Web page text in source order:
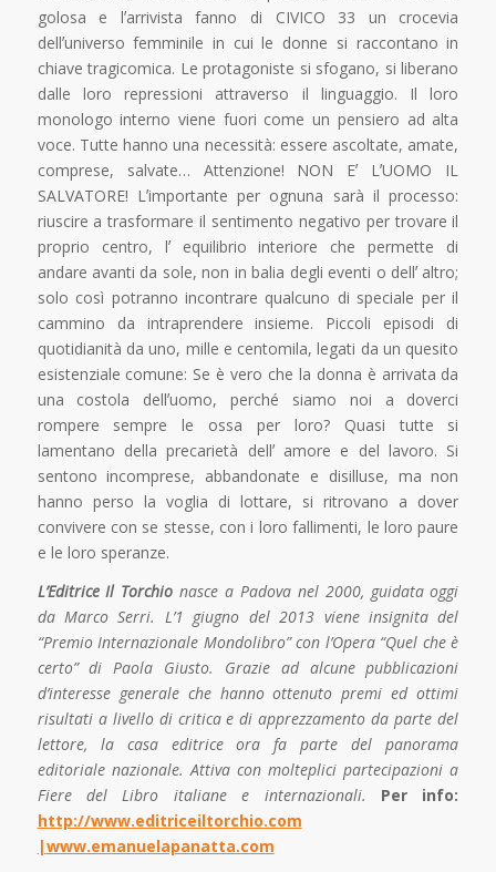
golosa e lʼarrivista fanno di CIVICO 33 un crocevia
dellʼuniverso femminile in cui le donne si raccontano in
chiave tragicomica. Le protagoniste si sfogano, si liberano
dalle loro repressioni attraverso il linguaggio. Il loro
monologo interno viene fuori come un pensiero ad alta
voce. Tutte hanno una necessità: essere ascoltate, amate,
comprese, salvate… Attenzione! NON Eʼ LʼUOMO IL
SALVATORE! Lʼimportante per ognuna sarà il processo:
riuscire a trasformare il sentimento negativo per trovare il
proprio centro, lʼ equilibrio interiore che permette di
andare avanti da sole, non in balia degli eventi o dellʼ altro;
solo così potranno incontrare qualcuno di speciale per il
cammino da intraprendere insieme. Piccoli episodi di
quotidianità da uno, mille e centomila, legati da un quesito
esistenziale comune: Se è vero che la donna è arrivata da
una costola dellʼuomo, perché siamo noi a doverci
rompere sempre le ossa per loro? Quasi tutte si
lamentano della precarietà dellʼ amore e del lavoro. Si
sentono incomprese, abbandonate e disilluse, ma non
hanno perso la voglia di lottare, si ritrovano a dover
convivere con se stesse, con i loro fallimenti, le loro paure
e le loro speranze.
L’Editrice Il Torchio nasce a Padova nel 2000, guidata oggi
da Marco Serri. L’1 giugno del 2013 viene insignita del
“Premio Internazionale Mondolibro” con l’Opera “Quel che è
certo” di Paola Giusto. Grazie ad alcune pubblicazioni
d’interesse generale che hanno ottenuto premi ed ottimi
risultati a livello di critica e di apprezzamento da parte del
lettore, la casa editrice ora fa parte del panorama
editoriale nazionale. Attiva con molteplici partecipazioni a
Fiere del Libro italiane e internazionali. Per info:
http://www.editriceiltorchio.com
|www.emanuelapanatta.com